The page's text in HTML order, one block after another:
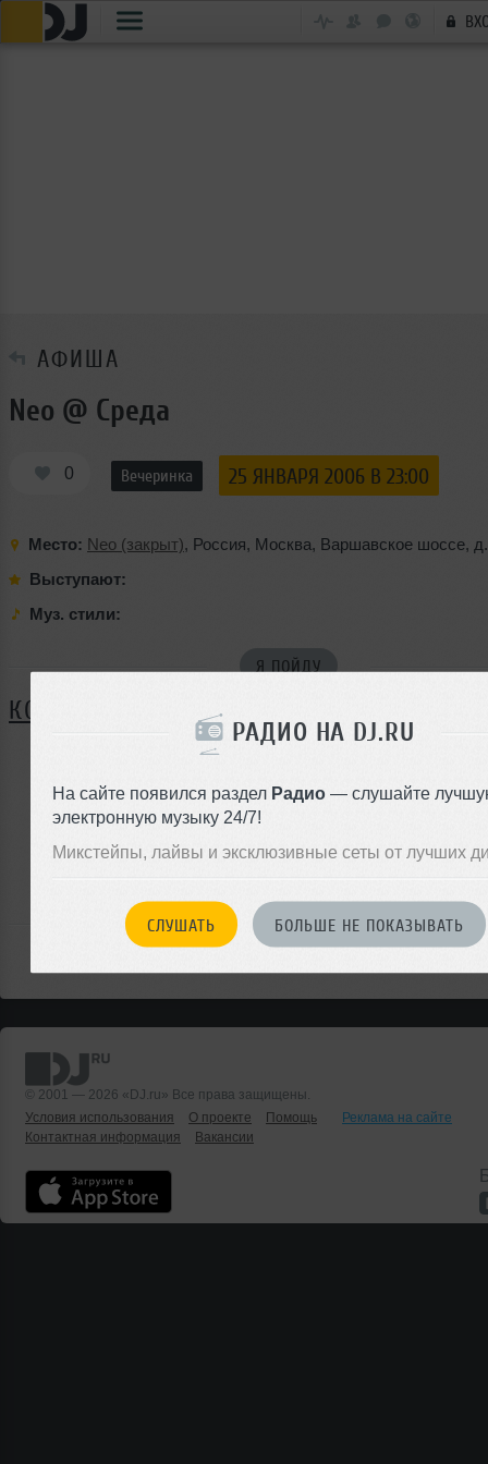
РАДИО НА DJ.RU
На сайте появился раздел Радио — слушайте
электронную музыку 24/7!
Микстейпы, лайвы и эксклюзивные сеты от лучших
СЛУШАТЬ БОЛЬШЕ НЕ ПОКАЗЫВАТЬ
АФИША
Neo @ Среда
0 Вечеринка 25 ЯНВАРЯ 2006 В 23:00
Место: Neo (закрыт), Россия, Москва, Варшавское шоссе,
Выступают:
Муз. стили:
Я ПОЙДУ
КОММЕНТАРИИ
ЗАРЕГИСТРИРУЙТЕСЬ
войдите на сайт
© 2001 — 2026 «DJ.ru» Все права защищены.
Условия использования
О проекте Помощь
Реклама на сайте
Контактная информация
Вакансии